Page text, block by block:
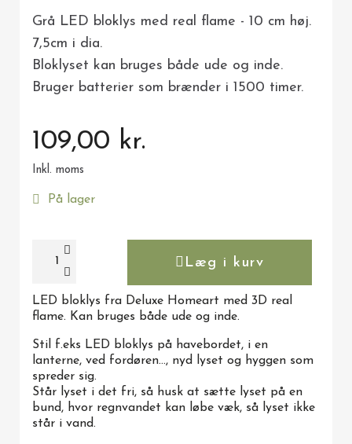
Grå LED bloklys med real flame - 10 cm høj.
7,5cm i dia.
Bloklyset kan bruges både ude og inde.
Bruger batterier som brænder i 1500 timer.
109,00 kr.
Inkl. moms
På lager
Læg i kurv
LED bloklys fra Deluxe Homeart med 3D real
flame. Kan bruges både ude og inde.
Stil f.eks LED bloklys på havebordet, i en
lanterne, ved fordøren..., nyd lyset og hyggen som
spreder sig.
Står lyset i det fri, så husk at sætte lyset på en
bund, hvor regnvandet kan løbe væk, så lyset ikke
står i vand.